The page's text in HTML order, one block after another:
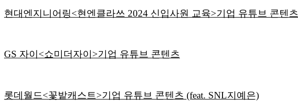
현대엔지니어링<현엔클라쓰 2024 신입사원 교육>기업 유튜브 콘텐츠
GS 자이<쇼미더자이>기업 유튜브 콘텐츠
롯데월드<꽃밭캐스트>기업 유튜브 콘텐츠 (feat. SNL지예은)